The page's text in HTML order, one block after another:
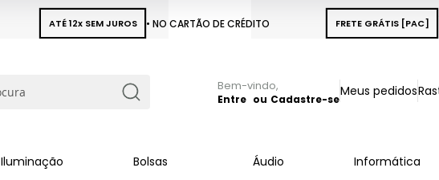
ATÉ 12x SEM JUROS • NO CARTÃO DE CRÉDITO FRETE GRÁTIS [PAC]
Meus pedidos
Pular
para
Entre Cadastre-se
Iluminação Bolsas Áudio Informática